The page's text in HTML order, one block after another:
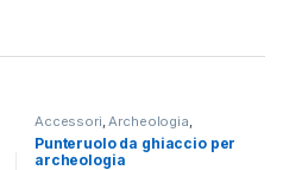
Accessori,Archeologia,
SCIENCE
Punteruolo da ghiaccio per
archeologia